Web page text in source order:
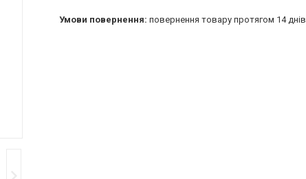
повернення товару протягом 14 днів